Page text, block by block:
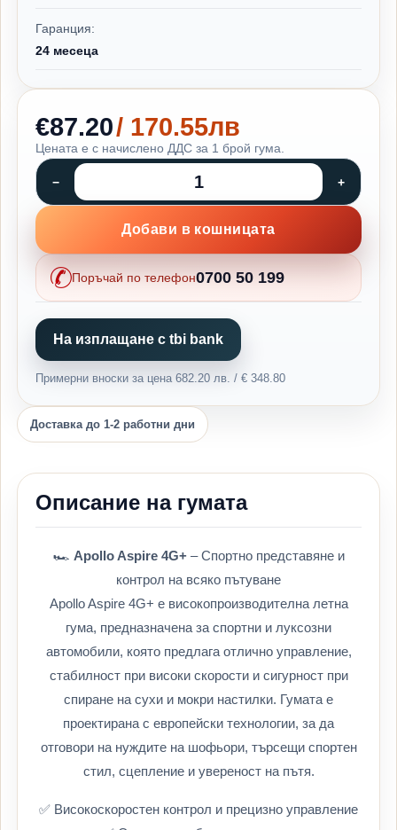
Гаранция:
24 месеца
€87.20/ 170.55лв
Цената е с начислено ДДС за 1 брой гума.
Добави в кошницата
Поръчай по телефон0700 50 199
На изплащане с tbi bank
Примерни вноски за цена 682.20 лв. / € 348.80
Доставка до 1-2 работни дни
Описание на гумата
🏎️ Apollo Aspire 4G+– Спортно представяне и
контрол на всяко пътуване
Apollo Aspire 4G+ е високопроизводителна летна
гума, предназначена за спортни и луксозни
автомобили, която предлага отлично управление,
стабилност при високи скорости и сигурност при
спиране на сухи и мокри настилки. Гумата е
проектирана с европейски технологии, за да
отговори на нуждите на шофьори, търсещи спортен
стил, сцепление и увереност на пътя.
✅ Високоскоростен контрол и прецизно управление